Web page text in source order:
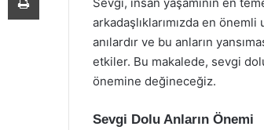
arkadaşlıklarımızda en
anılardır ve bu anların
etkiler. Bu makalede, sevgi
önemine değineceğiz.
Sevgi Dolu Anların Önemi